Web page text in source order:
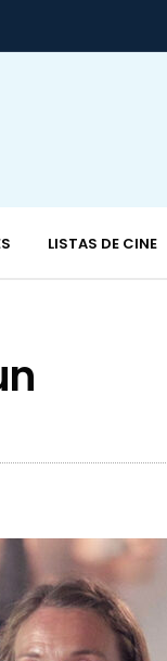
LISTAS DE CINE